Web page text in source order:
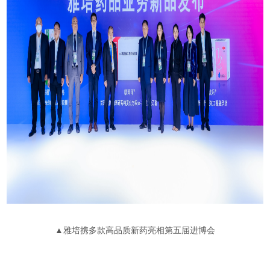
▲雅培携多款高品质新药亮相第五届进博会